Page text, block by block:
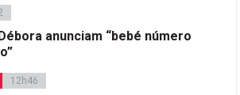
anunciam “bebé número
12h46